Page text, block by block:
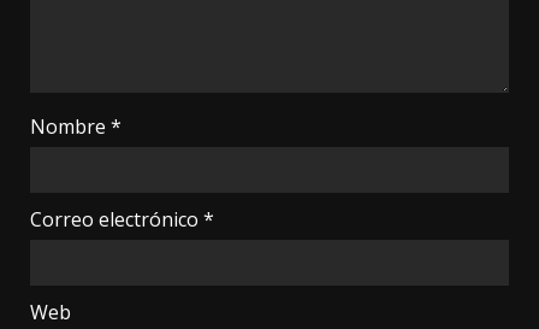
Nombre *
Correo electrónico *
Web